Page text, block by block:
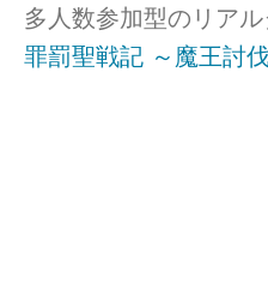
多人数参加型のリア
罪罰聖戦記 ～魔王討